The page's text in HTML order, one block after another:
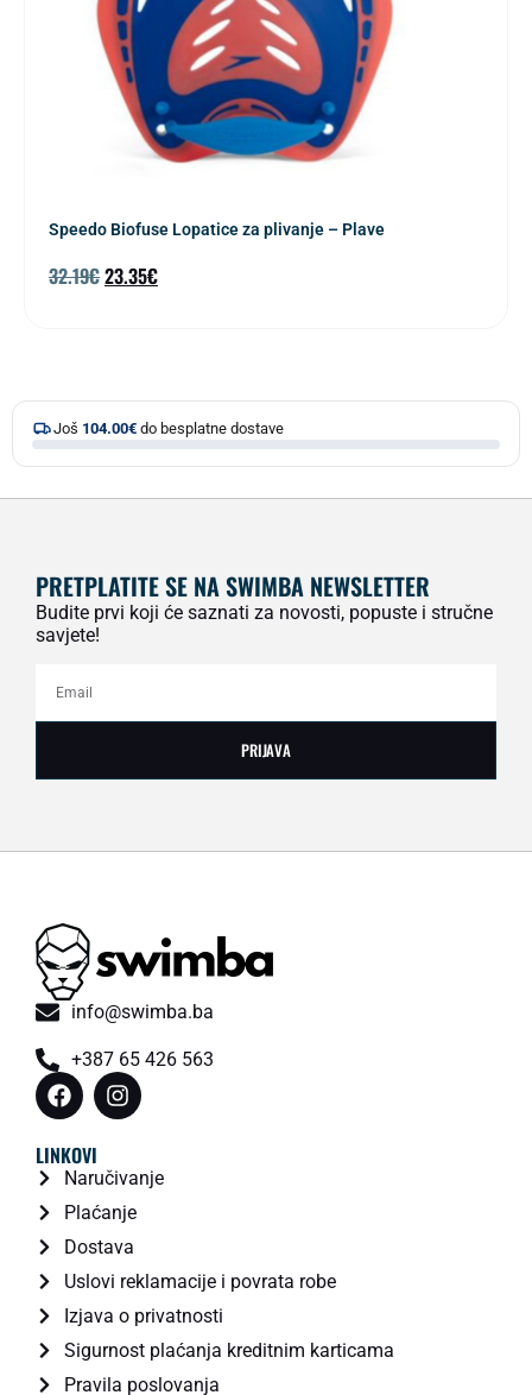
Speedo Biofuse Lopatice za plivanje – Plave
32.19€23.35€
Još 104.00€ do besplatne dostave
PRETPLATITE SE NA SWIMBA NEWSLETTER
Budite prvi koji će saznati za novosti, popuste i stručne
savjete!
PRIJAVA
info@swimba.ba
+387 65 426 563
LINKOVI
Naručivanje
Plaćanje
Dostava
Uslovi reklamacije i povrata robe
Izjava o privatnosti
Sigurnost plaćanja kreditnim karticama
Pravila poslovanja